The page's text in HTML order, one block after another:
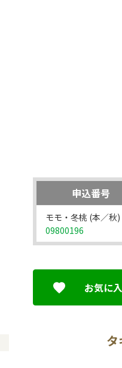
申込番号
モモ・冬桃 (本／秋)
09800196
お気に